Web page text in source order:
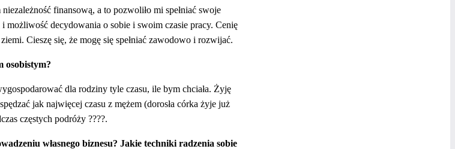
finansową, a to pozwoliło mi spełniać swoje
decydowania o sobie i swoim czasie pracy. Cenię
Cieszę się, że mogę się spełniać zawodowo i rozwijać.
osobistym?
dla rodziny tyle czasu, ile bym chciała. Żyję
jak najwięcej czasu z mężem (dorosła córka żyje już
częstych podróży ????.
własnego biznesu? Jakie techniki radzenia sobie